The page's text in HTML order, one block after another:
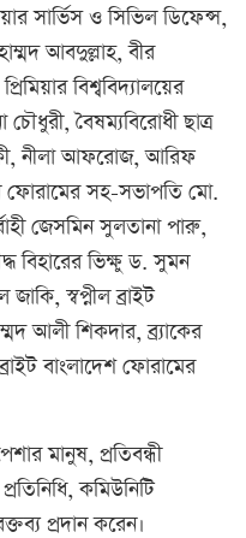
সার্ভিস ও সিভিল ডিফেন্স,
আবদুল্লাহ, বীর
বিশ্ববিদ্যালয়ের
বৈষম্যবিরোধী ছাত্র
নীলা আফরোজ, আরিফ
ফোরামের সহ-সভাপতি মো.
জেসমিন সুলতানা পারু,
বিহারের ভিক্ষু ড. সুমন
জাকি, স্বপ্নীল ব্রাইট
আলী শিকদার, ব্র্যাকের
বাংলাদেশ ফোরামের
মানুষ, প্রতিবন্ধী
কমিউনিটি
প্রদান করেন।